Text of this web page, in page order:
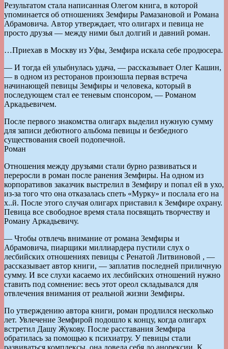
Результатом стала написанная Олегом книга, в которой
упоминается об отношениях Земфиры Рамазановой и Романа
Абрамовича. Автор утверждает, что олигарх и певица не
просто друзья — между ними был долгий и давний роман.
…Приехав в Москву из Уфы, Земфира искала себе продюсера.
— И тогда ей улыбнулась удача, — рассказывает Олег Кашин,
— в одном из ресторанов произошла первая встреча
начинающей певицы Земфиры и человека, который в
последующем стал ее теневым спонсором, — Романом
Аркадьевичем.
После первого знакомства олигарх выделил нужную сумму
для записи дебютного альбома певицы и безбедного
существования своей подопечной.
Роман
Отношения между друзьями стали бурно развиваться и
переросли в роман после ранения Земфиры. На одном из
корпоративов заказчик выстрелил в Земфиру и попал ей в ухо,
из-за того что она отказалась спеть «Мурку» и послала его на
х..й. После этого случая олигарх приставил к Земфире охрану.
Певица все свободное время стала посвящать творчеству и
Роману Аркадьевичу.
— Чтобы отвлечь внимание от романа Земфиры и
Абрамовича, пиарщики миллиардера пустили слух о
лесбийских отношениях певицы с Ренатой Литвиновой , —
рассказывает автор книги, — заплатив последней приличную
сумму. И все слухи касаемо их лесбийских отношений нужно
ставить под сомнение: весь этот ореол складывался для
отвлечения внимания от реальной жизни Земфиры.
По утверждению автора книги, роман продлился несколько
лет. Увлечение Земфирой подошло к концу, когда олигарх
встретил Дашу Жукову. После расставания Земфира
обратилась за помощью к психиатру. У певицы стали
развиваться комплексы, она довела себя до анорексии. К